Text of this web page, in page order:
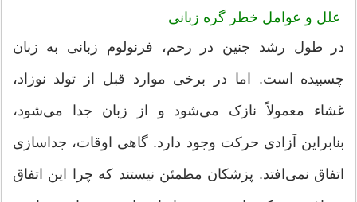
علل و عوامل خطر گره زبانی
در طول رشد جنین در رحم، فرنولوم زبانی به زبان
چسبیده است. اما در برخی موارد قبل از تولد نوزاد،
غشاء معمولاً نازک می‌شود و از زبان جدا می‌شود،
بنابراین آزادی حرکت وجود دارد. گاهی اوقات، جداسازی
اتفاق نمی‌افتد. پزشکان مطمئن نیستند که چرا این اتفاق